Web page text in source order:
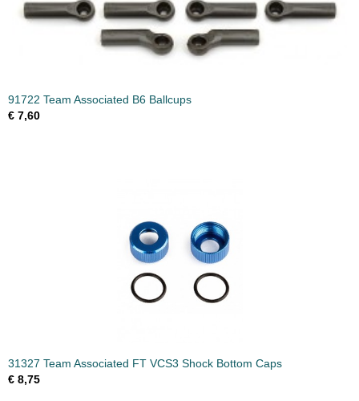
91722 Team Associated B6 Ballcups
€ 7,60
31327 Team Associated FT VCS3 Shock Bottom Caps
€ 8,75